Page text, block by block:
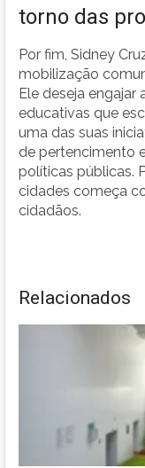
torno das
Por fim, Sidney
mobilização
Ele deseja
educativas que
uma das suas
de pertencimento
políticas públicas.
cidades começa
cidadãos.
Relacionados